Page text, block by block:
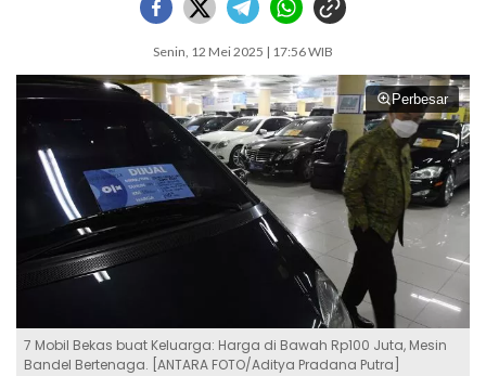
Senin, 12 Mei 2025 | 17:56 WIB
Perbesar
7 Mobil Bekas buat Keluarga: Harga di Bawah Rp100 Juta, Mesin
Bandel Bertenaga. [ANTARA FOTO/Aditya Pradana Putra]